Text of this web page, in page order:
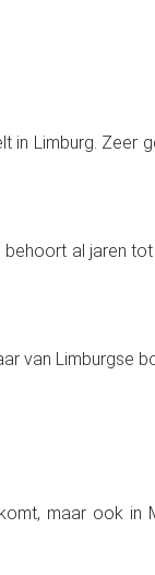
in Limburg. Zeer
behoort al jaren
van Limburgse
maar ook in